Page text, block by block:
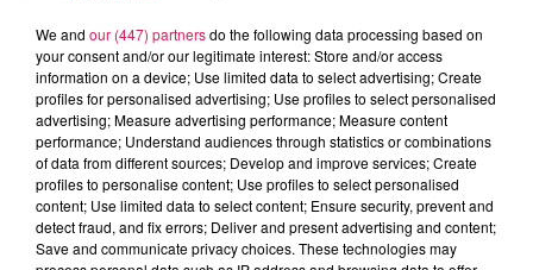
We and our (447) partnersdo the following data processing based on
your consent and/or our legitimate interest: Store and/or access
information on a device; Use limited data to select advertising; Create
profiles for personalised advertising; Use profiles to select personalised
advertising; Measure advertising performance; Measure content
performance; Understand audiences through statistics or combinations
of data from different sources; Develop and improve services; Create
profiles to personalise content; Use profiles to select personalised
content; Use limited data to select content; Ensure security, prevent and
detect fraud, and fix errors; Deliver and present advertising and content;
Save and communicate privacy choices. These technologies may